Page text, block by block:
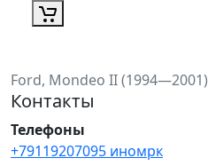
Ford, Mondeo II (1994—2001)
Контакты
Телефоны
+79119207095 иномрк